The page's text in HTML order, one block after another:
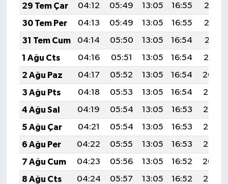
29 Tem Çar
04:12 05:49 13:05 16:55
20:12
30 Tem Per
04:13 05:49 13:05 16:55
20:12
31 Tem Cum
04:14 05:50 13:05 16:54
20:11
1 Ağu Cts
04:16 05:51 13:05 16:54
20:10
2 Ağu Paz
04:17 05:52 13:05 16:54
20:09
3 Ağu Pts
04:18 05:53 13:05 16:54
20:08
4 Ağu Sal
04:19 05:54 13:05 16:53
20:07
5 Ağu Çar
04:21 05:54 13:05 16:53
20:06
6 Ağu Per
04:22 05:55 13:05 16:53
20:05
7 Ağu Cum
04:23 05:56 13:05 16:52
20:04
8 Ağu Cts
04:24 05:57 13:05 16:52
20:02